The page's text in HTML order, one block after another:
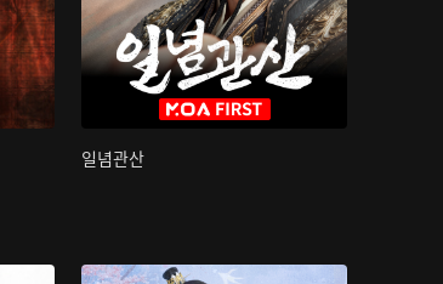
일념관산